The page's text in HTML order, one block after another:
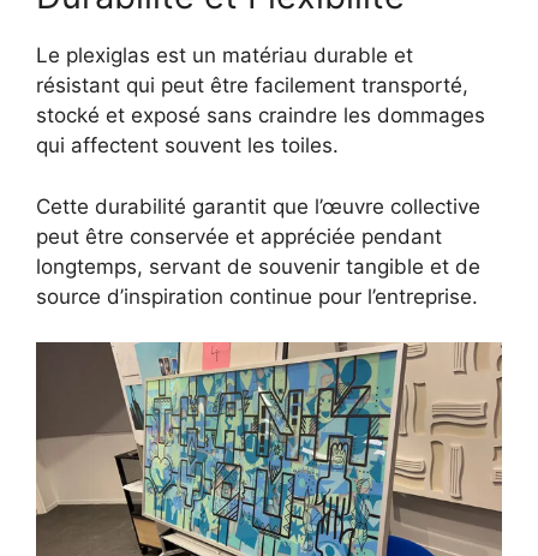
Le plexiglas est un matériau durable et
résistant qui peut être facilement transporté,
stocké et exposé sans craindre les dommages
qui affectent souvent les toiles.
Cette durabilité garantit que l’œuvre collective
peut être conservée et appréciée pendant
longtemps, servant de souvenir tangible et de
source d’inspiration continue pour l’entreprise.